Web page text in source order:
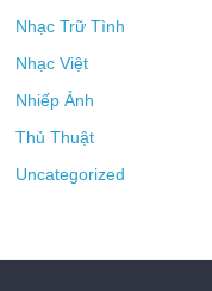
Nhạc Trữ Tình
Nhạc Việt
Nhiếp Ảnh
Thủ Thuật
Uncategorized